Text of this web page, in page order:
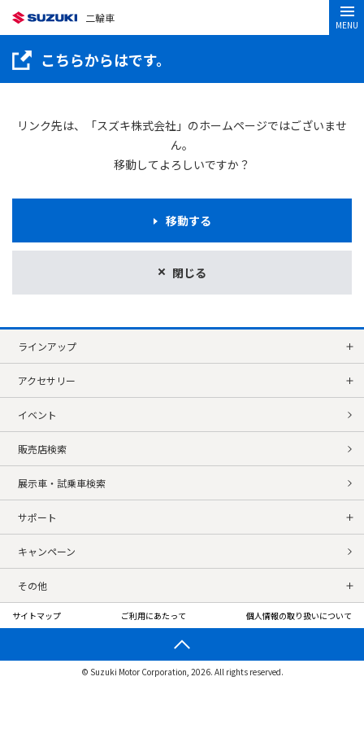
二輪車
MENU
こちらからはです。
リンク先は、「スズキ株式会社」のホームページではございませ
ん。
移動してよろしいですか？
閉じる
移動する
ラインアップ
アクセサリー
イベント
販売店検索
展示車・試乗車検索
サポート
キャンペーン
その他
サイトマップ ご利用にあたって 個人情報の取り扱いについて
© Suzuki Motor Corporation, 2026. All rights reserved.